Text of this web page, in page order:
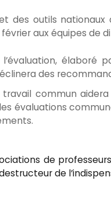
des outils
aux équipes de
élaboré
des
commun aidera
évaluations
de
de